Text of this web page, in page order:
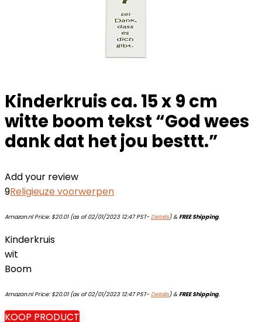
Kinderkruis ca. 15 x 9 cm
witte boom tekst “God wees
dank dat het jou besttt.”
Add your review
9Religieuze voorwerpen
Amazon.nl Price: $20.01(as of 02/01/2023 12:47 PST-Details)&FREE Shipping.
Kinderkruis
wit
Boom
Amazon.nl Price: $20.01(as of 02/01/2023 12:47 PST-Details)&FREE Shipping.
KOOP PRODUCT